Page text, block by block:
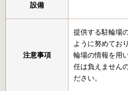
設備
注意事項
提供する駐輪場
ように努めてお
輪場の情報を用
任は負えません
ださい。